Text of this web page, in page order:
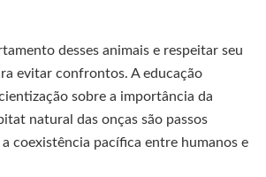
desses animais e respeitar seu
evitar confrontos. A educação
sobre a importância da
natural das onças são passos
coexistência pacífica entre humanos e